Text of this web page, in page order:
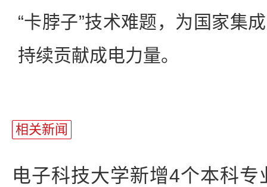
“卡脖子”技术难题，为国家集
持续贡献成电力量。
相关新闻
电子科技大学新增4个本科专